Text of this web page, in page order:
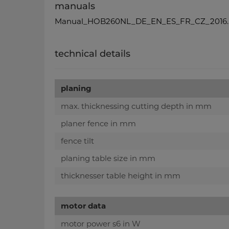
manuals
technical details
planing
max. thicknessing cutting depth in mm
planer fence in mm
fence tilt
planing table size in mm
thicknesser table height in mm
motor data
motor power s6 in W